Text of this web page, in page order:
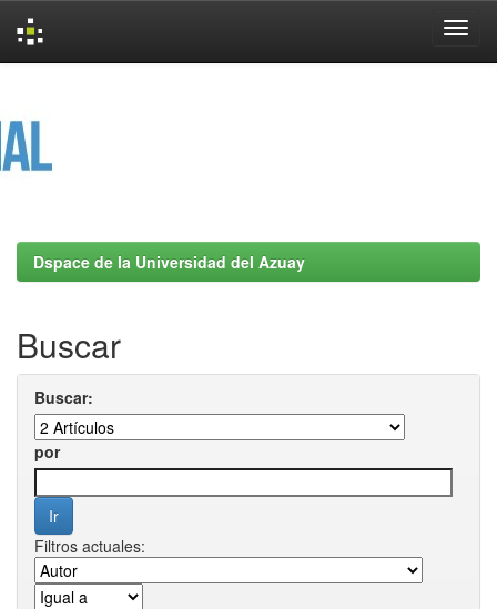
Dspace de la Universidad del Azuay
Buscar
Buscar:
por
Filtros actuales: